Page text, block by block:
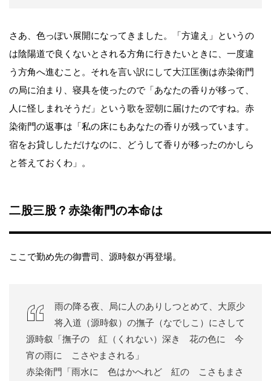
さあ、色っぽい展開になってきました。「方違え」というの
は陰陽道で良くないとされる方角に行きたいときに、一度違
う方角へ進むこと。それを言い訳にして大江匡衡は赤染衛門
の局に泊まり、寝具を使ったので「あなたの香りが移って、
人に怪しまれそうだ」という歌を翌朝に届けたのですね。赤
染衛門の返事は「私の床にもあなたの香りが残っています。
宿をお貸ししただけなのに、どうして香りが移ったのかしら
と答えておくわ」。
二股三股？赤染衛門の本命は
ここで勤め先の御曹司、源時叙が再登場。
雨の降る夜、局に人のありしつとめて、大原少
将入道（源時叙）の撫子（なでしこ）にさして
源時叙「撫子の 紅（くれない）深き 花の色に 今
宵の雨に こさやまされる」
赤染衛門「雨水に 色はかへれど 紅の こさもまさ